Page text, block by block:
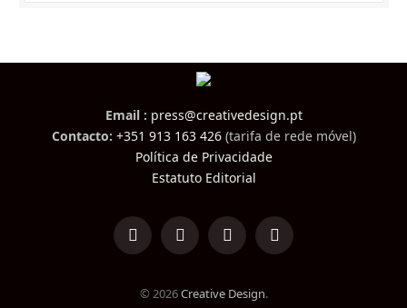
Email : press@creativedesign.pt
Contacto: +351 913 163 426(tarifa de rede móvel)
Política de Privacidade
Estatuto Editorial
LinkedInFacebookInstagramTikTok
© 2026Creative Design.